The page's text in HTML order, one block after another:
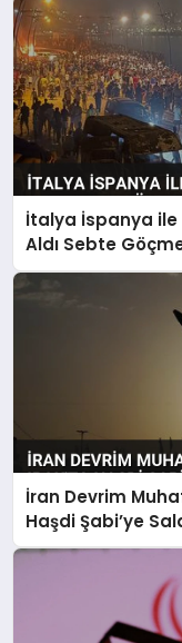
İtalya İspanya ile
Aldı Sebte
İran Devrim
Haşdi Şabi’ye